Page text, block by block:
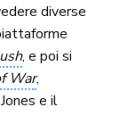
diverse
, e poi si
War,
e il